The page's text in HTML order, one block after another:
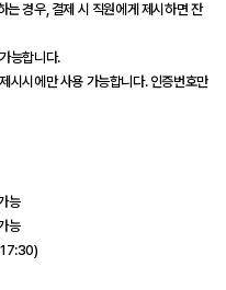
경우, 결제 시 직원에게 제시하면 잔
능합니다.
시시에만 사용 가능합니다. 인증번호만
능
능